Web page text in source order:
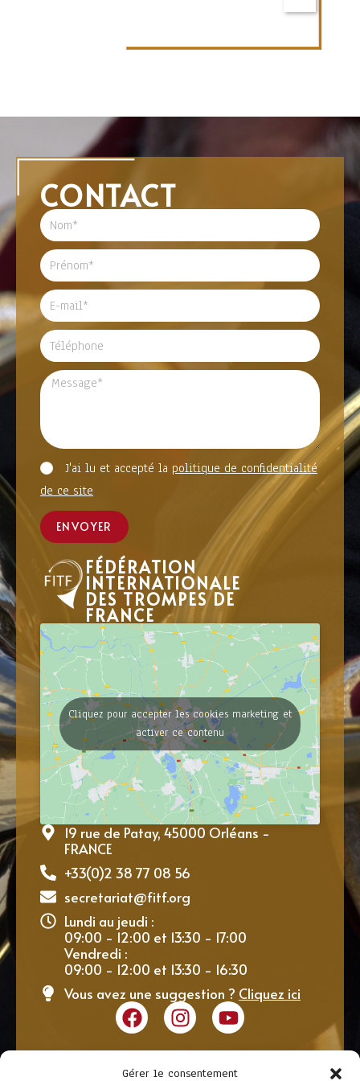
Gérer le consentement
CONTACT
J'ai lu et accepté la politique de confidentialité
de ce site
ENVOYER
FÉDÉRATION
INTERNATIONALE
DES TROMPES DE
FRANCE
Cliquez pour accepter les cookies marketing et
activer ce contenu
19 rue de Patay, 45000 Orléans -
FRANCE
+33(0)2 38 77 08 56
secretariat@fitf.org
Lundi au jeudi :
09:00 - 12:00 et 13:30 - 17:00
Vendredi :
09:00 - 12:00 et 13:30 - 16:30
Vous avez une suggestion ? Cliquez ici